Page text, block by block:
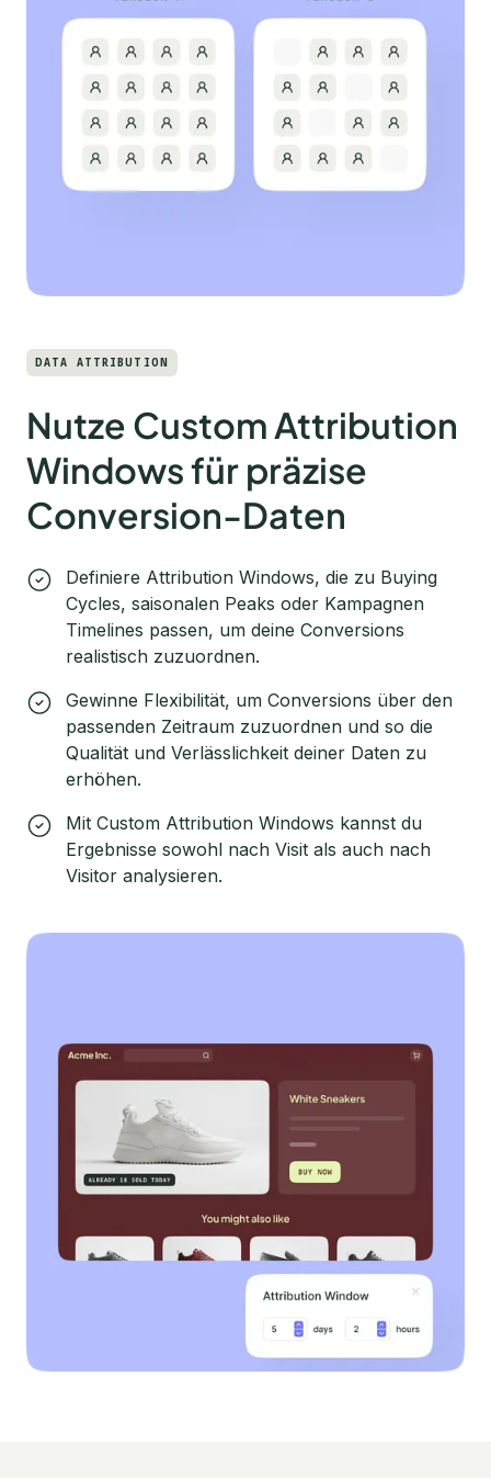
DATA ATTRIBUTION
Nutze Custom Attribution
Windows für präzise
Conversion-Daten
Definiere Attribution Windows, die zu Buying
Cycles, saisonalen Peaks oder Kampagnen
Timelines passen, um deine Conversions
realistisch zuzuordnen.
Gewinne Flexibilität, um Conversions über den
passenden Zeitraum zuzuordnen und so die
Qualität und Verlässlichkeit deiner Daten zu
erhöhen.
Mit Custom Attribution Windows kannst du
Ergebnisse sowohl nach Visit als auch nach
Visitor analysieren.